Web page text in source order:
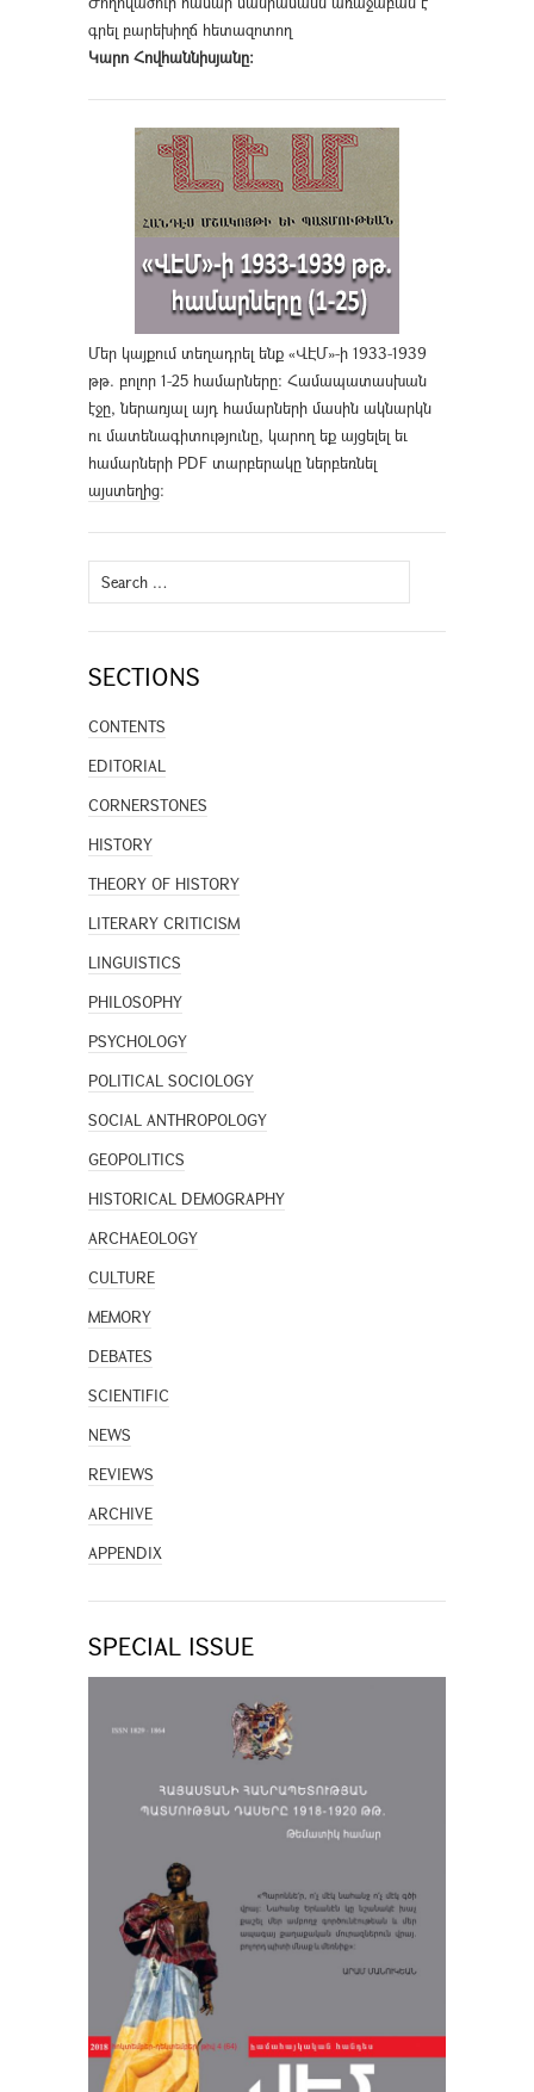
գրել բարեխիղճ հետազոտող
Կարո Հովհաննիսյանը։
Մեր կայքում տեղադրել ենք «ՎԷՄ»-ի 1933-1939
թթ. բոլոր 1-25 համարները։ Համապատասխան
էջը, ներառյալ այդ համարների մասին ակնարկն
ու մատենագիտությունը, կարող եք այցելել եւ
համարների PDF տարբերակը ներբեռնել
այստեղից։
Search
for:
SECTIONS
CONTENTS
EDITORIAL
CORNERSTONES
HISTORY
THEORY OF HISTORY
LITERARY CRITICISM
LINGUISTICS
PHILOSOPHY
PSYCHOLOGY
POLITICAL SOCIOLOGY
SOCIAL ANTHROPOLOGY
GEOPOLITICS
HISTORICAL DEMOGRAPHY
ARCHAEOLOGY
CULTURE
MEMORY
DEBATES
SCIENTIFIC
NEWS
REVIEWS
ARCHIVE
APPENDIX
SPECIAL ISSUE